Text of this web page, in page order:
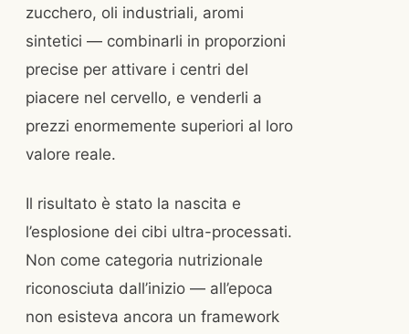
zucchero, oli industriali, aromi
sintetici — combinarli in proporzioni
precise per attivare i centri del
piacere nel cervello, e venderli a
prezzi enormemente superiori al loro
valore reale.
Il risultato è stato la nascita e
l’esplosione dei cibi ultra-processati.
Non come categoria nutrizionale
riconosciuta dall’inizio — all’epoca
non esisteva ancora un framework